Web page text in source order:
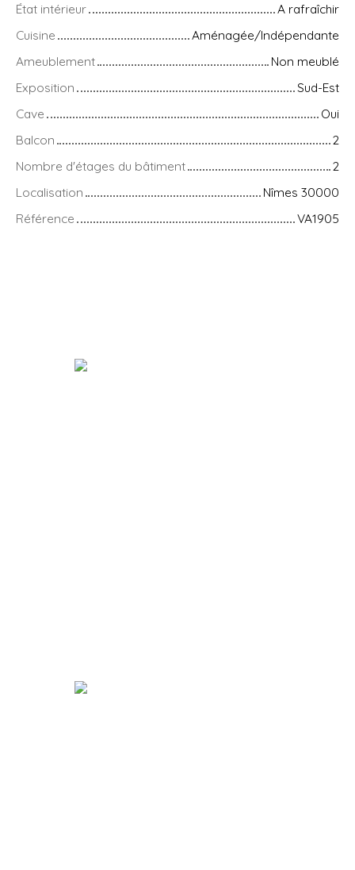
État intérieur
A rafraîchir
Cuisine
Aménagée/Indépendante
Ameublement
Non meublé
Exposition
Sud-Est
Cave
Oui
Balcon
2
Nombre d'étages du bâtiment
2
Localisation
Nîmes 30000
Référence
VA1905